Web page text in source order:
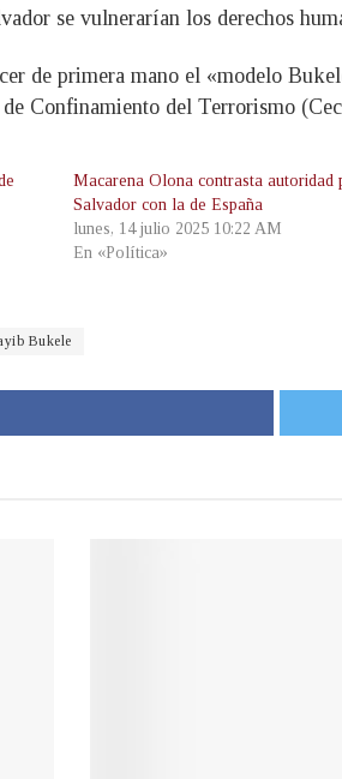
se vulnerarían los derechos
de primera mano el «modelo
Confinamiento del Terrorismo
Macarena Olona contrasta autoridad
Salvador con la de España
lunes, 14 julio 2025 10:22 AM
En «Política»
Bukele